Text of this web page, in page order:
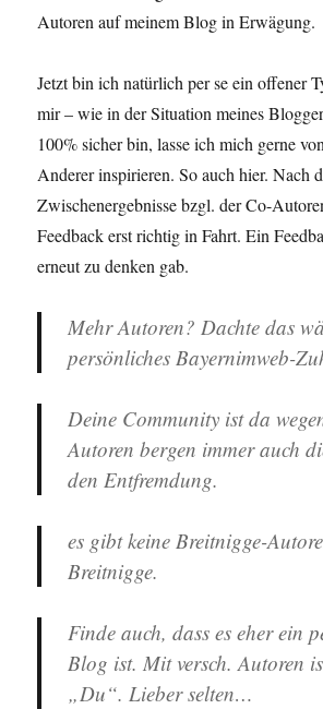
Autoren auf meinem Blog in Erwägung.
Jetzt bin ich natürlich per se ein offener
mir – wie in der Situation meines
100% sicher bin, lasse ich mich gerne
Anderer inspirieren. So auch hier. Nach
Zwischenergebnisse bzgl. der Co-
Feedback erst richtig in Fahrt. Ein
erneut zu denken gab.
Mehr Autoren? Dachte das
persönliches Bayernimweb-
Deine Community ist da
Autoren bergen immer auch
den Entfremdung.
es gibt keine Breitnigge-
Breitnigge.
Finde auch, dass es eher ein
Blog ist. Mit versch. Autoren
„Du“. Lieber selten…